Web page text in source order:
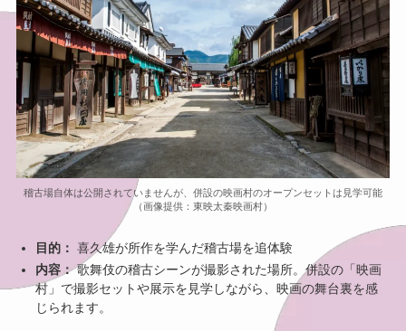
稽古場自体は公開されていませんが、併設の映画村のオープンセットは見学可能
（画像提供：東映太秦映画村）
目的： 喜久雄が所作を学んだ稽古場を追体験
内容：歌舞伎の稽古シーンが撮影された場所。併設の「映画
村」で撮影セットや展示を見学しながら、映画の舞台裏を感
じられます。